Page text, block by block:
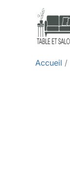
Accueil